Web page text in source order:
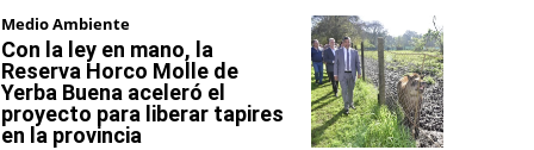
Medio Ambiente
Con la ley en mano, la
Reserva Horco Molle de
Yerba Buena aceleró el
proyecto para liberar tapires
en la provincia